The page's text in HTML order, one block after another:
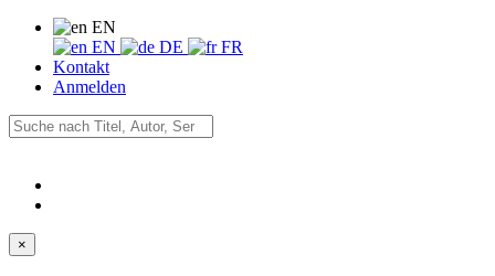
EN
EN
DE
FR
Kontakt
Anmelden
×